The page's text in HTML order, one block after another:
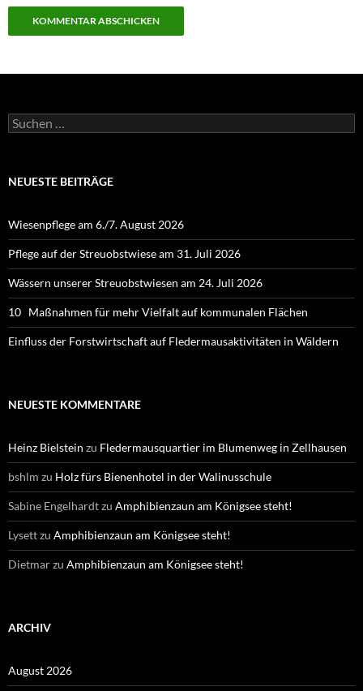
Suchen
nach:
NEUESTE BEITRÄGE
Wiesenpflege am 6./7. August 2026
Pflege auf der Streuobstwiese am 31. Juli 2026
Wässern unserer Streuobstwiesen am 24. Juli 2026
10 Maßnahmen für mehr Vielfalt auf kommunalen Flächen
Einfluss der Forstwirtschaft auf Fledermausaktivitäten in Wäldern
NEUESTE KOMMENTARE
Heinz Bielstein zu Fledermausquartier im Blumenweg in Zellhausen
bshlm zu Holz fürs Bienenhotel in der Walinusschule
Sabine Engelhardtzu Amphibienzaun am Königsee steht!
Lysettzu Amphibienzaun am Königsee steht!
Dietmarzu Amphibienzaun am Königsee steht!
ARCHIV
August 2026